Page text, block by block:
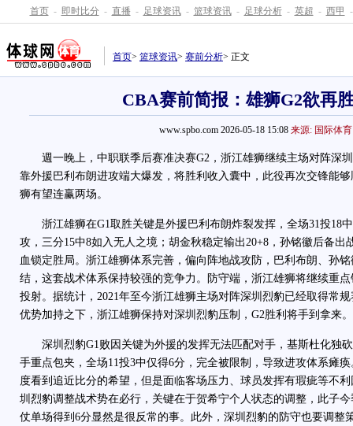
首页 - 即时比分 - 直播 - 足球资讯 - 篮球资讯 - 足球分析 - 英超 - 西甲 -
首页> 篮球资讯> 赛前分析> 正文
CBA赛前简报：雄狮G2欲再
www.spbo.com 2026-05-18 15:08 来源: 国际体育
週一晚上，中职联季后赛准决赛G2，浙江雄狮继续主场对阵深圳
靠外援巴利布朗进攻端大爆发，将胜利收入囊中，此役再次交锋能
狮有望连赢两场。
浙江雄狮在G1取胜关键是外援巴利布朗炸裂发挥，全场31投18中
攻，三分15中8如入无人之境；胡金秋稳定输出20+8，孙铭徽后备出
血锁定胜局。浙江雄狮体系完善，偏向阵地战攻防，巴利布朗、孙
结，这套战术体系保持较强的竞争力。防守端，浙江雄狮将继续重
投射。据统计，2021年至今浙江雄狮主场对阵深圳烈豹已经取得常
优势加持之下，浙江雄狮保持对深圳烈豹压制，G2胜利将手到拿来。
深圳烈豹G1败因关键为外援的发挥无法匹配对手，基斯杜化独砍
手重点包夹，全场11投3中仅得6分，完全被限制，导致进攻体系瘫
度看到追近比分的希望，但是面临客场压力、球员发挥有瑕疵等不
圳烈豹调整战术势在必行，关键在于贺希宁个人状态的调整，此子
仗单场得到6分显然是很反常的事。此外，深圳烈豹的防守也要调整